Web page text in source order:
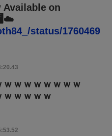
Available on
status/1760469
ｗｗｗｗｗｗｗ
ｗｗｗｗ